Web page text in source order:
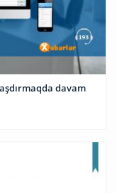
davam